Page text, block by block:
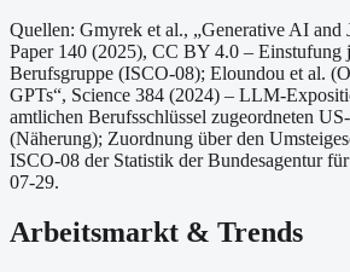
Quellen: Gmyrek et al., „Generative AI
Paper 140 (2025), CC BY 4.0 – Einstufung
Berufsgruppe (ISCO-08); Eloundou et al.
GPTs“, Science 384 (2024) – LLM-
amtlichen Berufsschlüssel zugeordneten
(Näherung); Zuordnung über den
ISCO-08 der Statistik der Bundesagentur
07-29.
Arbeitsmarkt & Trends